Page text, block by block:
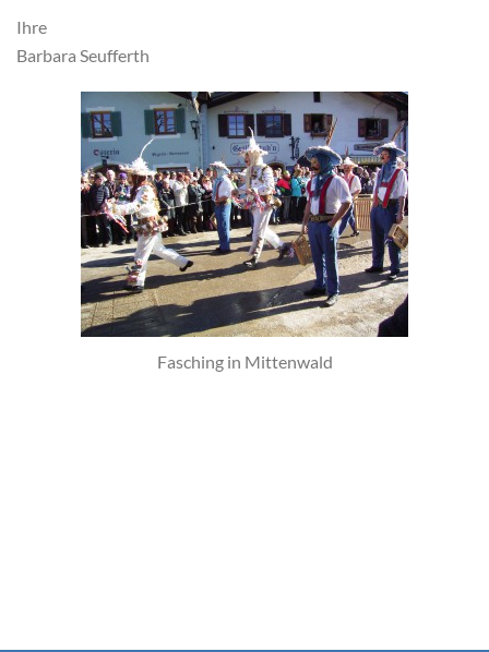
Ihre
Barbara Seufferth
Fasching in Mittenwald